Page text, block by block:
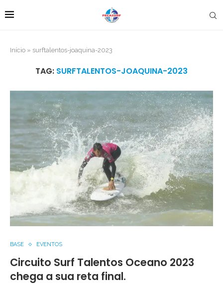
Início » surftalentos-joaquina-2023
TAG: SURFTALENTOS-JOAQUINA-2023
BASE EVENTOS
Circuito Surf Talentos Oceano 2023
chega a sua reta final.